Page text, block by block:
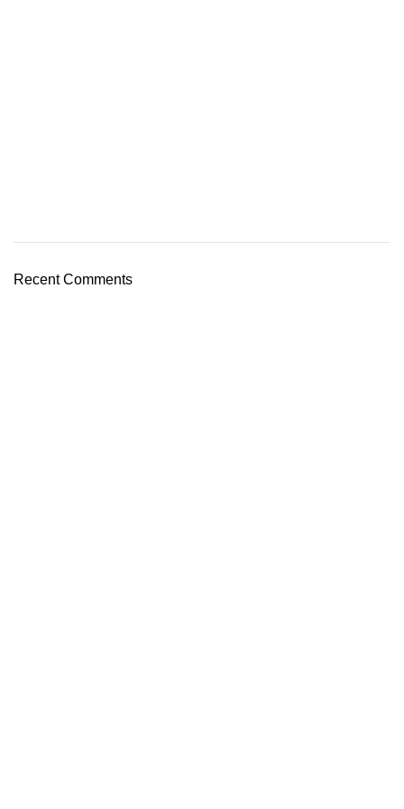
Recent Comments